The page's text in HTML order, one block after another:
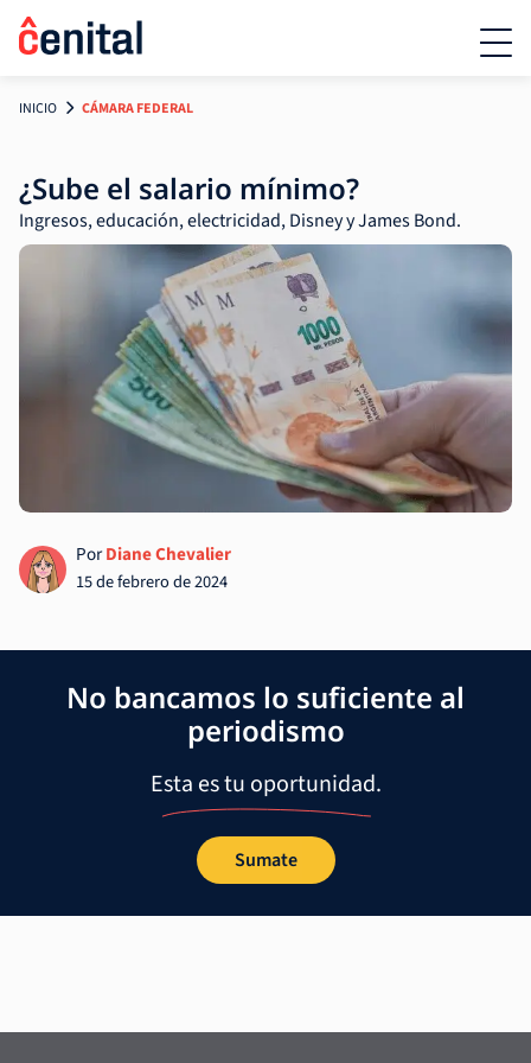
INICIO CÁMARA FEDERAL
¿Sube el salario mínimo?
Ingresos, educación, electricidad, Disney y James Bond.
PorDiane Chevalier
15 de febrero de 2024
No bancamos lo suficiente al
periodismo
Esta es tu oportunidad.
Sumate